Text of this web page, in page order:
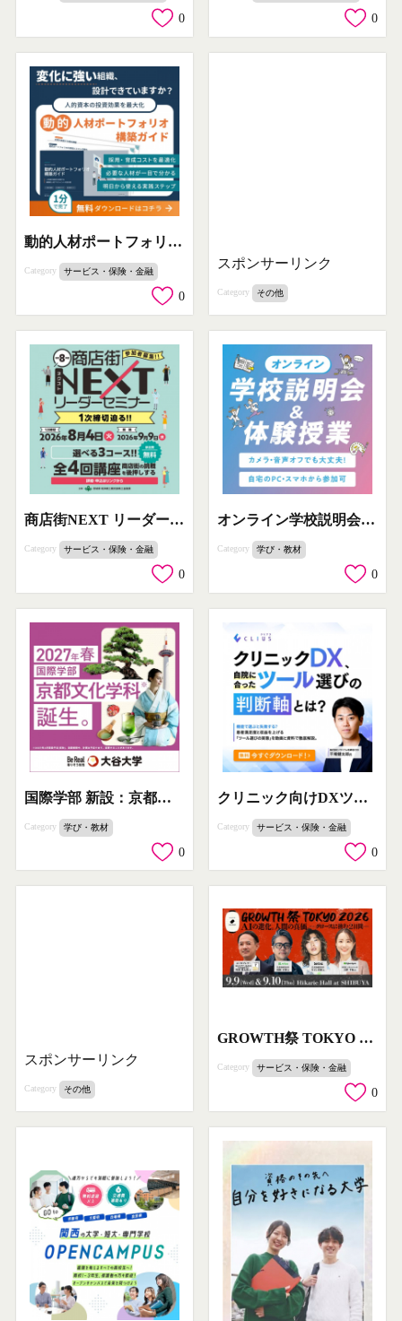
0 0
動的人材ポートフォリオ構築ガイド（採用・育成コスト最適化）
Category サービス・保険・金融
0
スポンサーリンク
Category その他
商店街NEXT リーダー育成セミナー
Category サービス・保険・金融
0
オンライン学校説明会＆体験授業（在宅参加可）
Category 学び・教材
0
国際学部 新設：京都文化学科開設案内
Category 学び・教材
0
クリニック向けDXツール選定ガイド
Category サービス・保険・金融
0
スポンサーリンク
Category その他
GROWTH祭 TOKYO 2026｜AI成長カンファレンス
Category サービス・保険・金融
0